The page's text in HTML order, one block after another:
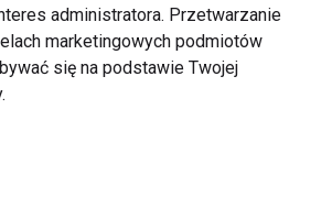
-
Warto pływać!
administratora. Przetwarzanie
marketingowych podmiotów
się na podstawie Twojej